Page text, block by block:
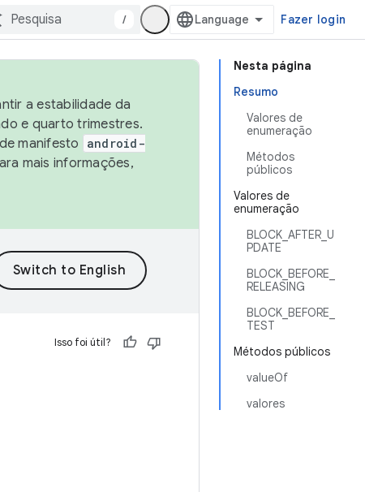
/ Fazer login
Nesta página
Resumo
Valores de
enumeração
Métodos
públicos
Valores de
enumeração
BLOCK_AFTER_U
PDATE
BLOCK_BEFORE_
RELEASING
BLOCK_BEFORE_
TEST
Métodos públicos
valueOf
valores
a estabilidade da
e quarto trimestres.
manifesto
android-
mais informações,
Isso foi útil?